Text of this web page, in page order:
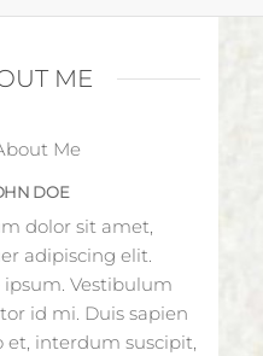
ME
DOE
dolor sit amet,
adipiscing elit.
Vestibulum
id mi. Duis sapien
et, interdum suscipit,